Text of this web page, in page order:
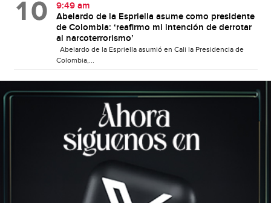
9:49 am
Abelardo de la Espriella asume como presidente
de Colombia: ‘reafirmo mi intención de derrotar
al narcoterrorismo’
Abelardo de la Espriella asumió en Cali la Presidencia de
Colombia,...